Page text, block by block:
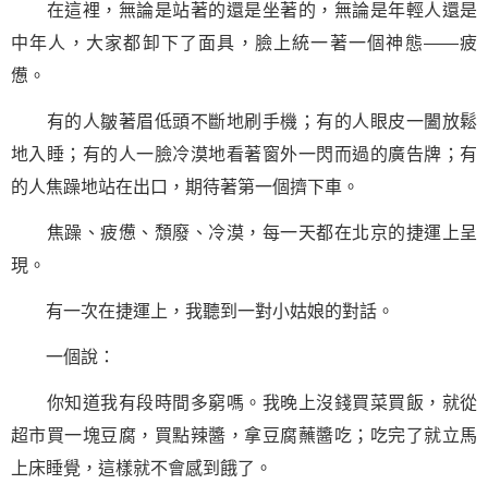
在這裡，無論是站著的還是坐著的，無論是年輕人還是
中年人，大家都卸下了面具，臉上統一著一個神態——疲
憊。
有的人皺著眉低頭不斷地刷手機；有的人眼皮一闔放鬆
地入睡；有的人一臉冷漠地看著窗外一閃而過的廣告牌；有
的人焦躁地站在出口，期待著第一個擠下車。
焦躁、疲憊、頹廢、冷漠，每一天都在北京的捷運上呈
現。
有一次在捷運上，我聽到一對小姑娘的對話。
一個說：
你知道我有段時間多窮嗎。我晚上沒錢買菜買飯，就從
超市買一塊豆腐，買點辣醬，拿豆腐蘸醬吃；吃完了就立馬
上床睡覺，這樣就不會感到餓了。